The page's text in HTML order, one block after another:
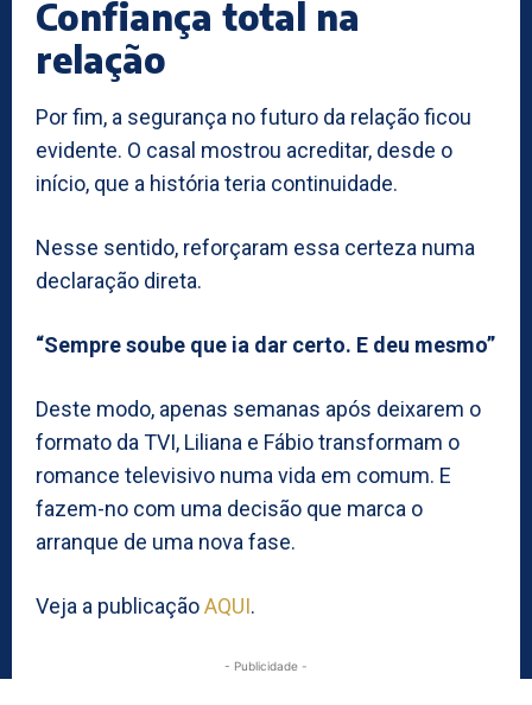
Confiança total na
relação
Por fim, a segurança no futuro da relação ficou
evidente. O casal mostrou acreditar, desde o
início, que a história teria continuidade.
Nesse sentido, reforçaram essa certeza numa
declaração direta.
“Sempre soube que ia dar certo. E deu mesmo”
Deste modo, apenas semanas após deixarem o
formato da TVI, Liliana e Fábio transformam o
romance televisivo numa vida em comum. E
fazem-no com uma decisão que marca o
arranque de uma nova fase.
Veja a publicaçãoAQUI.
- Publicidade -